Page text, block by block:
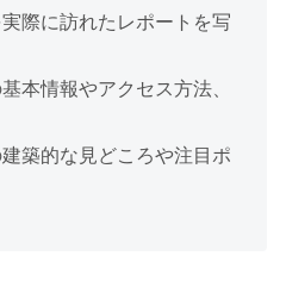
際に訪れたレポートを写
本情報やアクセス方法、
築的な見どころや注目ポ